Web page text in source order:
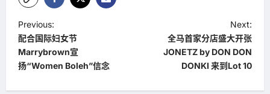
P
o
s
Previous:
配合国际妇女节
Marrybrown宣
扬“Women Boleh”信念
Next:
全马首家分店盛大开张
JONETZ by DON DON
DONKI 来到Lot 10